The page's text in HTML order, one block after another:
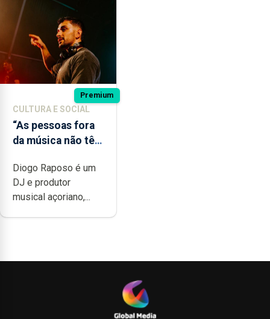
Premium
CULTURA E SOCIAL
“As pessoas fora
da música não têm
difícil é produzir
uma música”
Diogo Raposo é um
DJ e produtor
musical açoriano,...